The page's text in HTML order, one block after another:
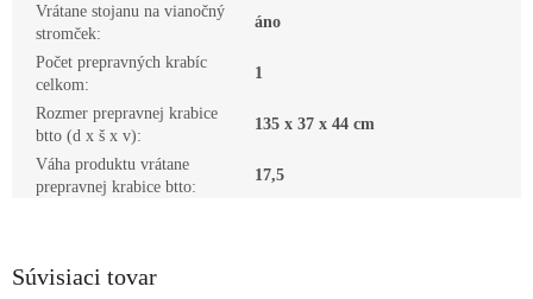
Súvisiaci tovar
Vrátane stojanu na vianočný
stromček:
áno
Počet prepravných krabíc
celkom:
1
Rozmer prepravnej krabice
btto (d x š x v):
135 x 37 x 44 cm
Váha produktu vrátane
prepravnej krabice btto:
17,5